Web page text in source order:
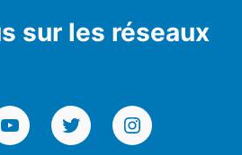
sur les réseaux
YouTubeTwitterInstagram